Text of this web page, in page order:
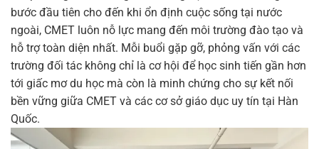
bước đầu tiên cho đến khi ổn định cuộc sống tại nước
ngoài, CMET luôn nỗ lực mang đến môi trường đào tạo và
hỗ trợ toàn diện nhất. Mỗi buổi gặp gỡ, phỏng vấn với các
trường đối tác không chỉ là cơ hội để học sinh tiến gần hơn
tới giấc mơ du học mà còn là minh chứng cho sự kết nối
bền vững giữa CMET và các cơ sở giáo dục uy tín tại Hàn
Quốc.